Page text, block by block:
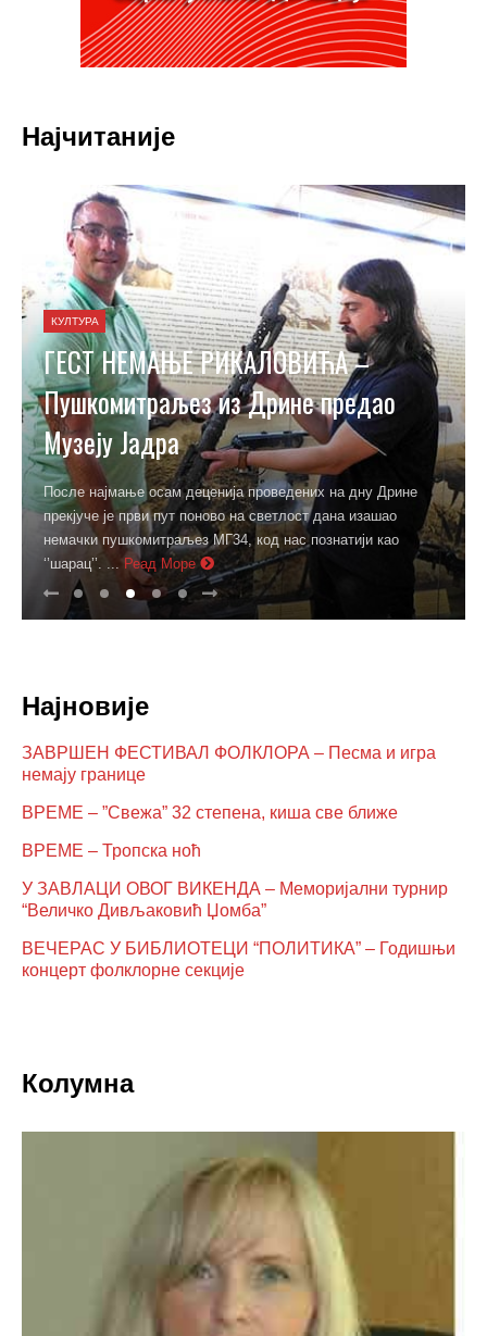
Најчитаније
КУЛТУРА
ГЕСТ НЕМАЊЕ РИКАЛОВИЋА –
Пушкомитраљез из Дрине предао
Музеју Јадра
После најмање осам деценија проведених на дну Дрине
прекјуче је први пут поново на светлост дана изашао
немачки пушкомитраљез МГ34, код нас познатији као
‘’шарац’’. ...
Реад Море
Најновије
ЗАВРШЕН ФЕСТИВАЛ ФОЛКЛОРА – Песма и игра
немају границе
ВРЕМЕ – ”Свежа” 32 степена, киша све ближе
ВРЕМЕ – Тропска ноћ
У ЗАВЛАЦИ ОВОГ ВИКЕНДА – Меморијални турнир
“Величко Дивљаковић Џомба”
ВЕЧЕРАС У БИБЛИОТЕЦИ “ПОЛИТИКА” – Годишњи
концерт фолклорне секције
Колумна